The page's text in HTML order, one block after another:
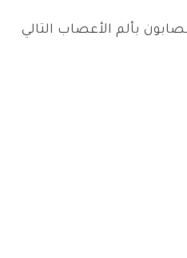
بألم الأعصاب التالي